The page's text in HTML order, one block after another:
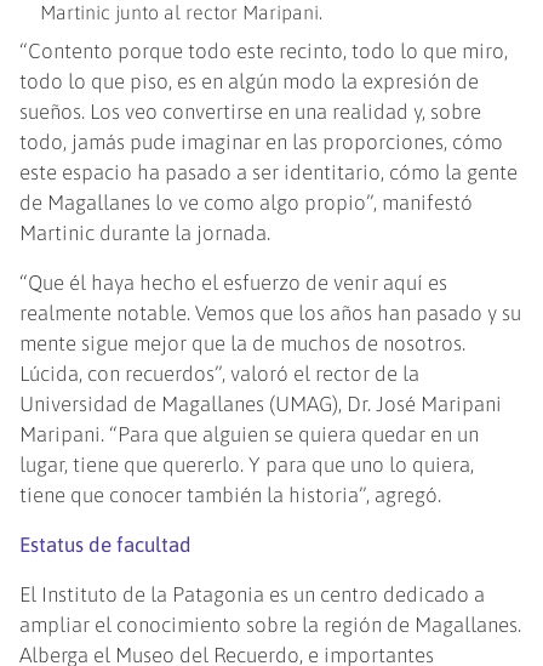
Martinic junto al rector Maripani.
“Contento porque todo este recinto, todo lo que miro,
todo lo que piso, es en algún modo la expresión de
sueños. Los veo convertirse en una realidad y, sobre
todo, jamás pude imaginar en las proporciones, cómo
este espacio ha pasado a ser identitario, cómo la gente
de Magallanes lo ve como algo propio”, manifestó
Martinic durante la jornada.
“Que él haya hecho el esfuerzo de venir aquí es
realmente notable. Vemos que los años han pasado y su
mente sigue mejor que la de muchos de nosotros.
Lúcida, con recuerdos”, valoró el rector de la
Universidad de Magallanes (UMAG), Dr. José Maripani
Maripani. “Para que alguien se quiera quedar en un
lugar, tiene que quererlo. Y para que uno lo quiera,
tiene que conocer también la historia”, agregó.
Estatus de facultad
El Instituto de la Patagonia es un centro dedicado a
ampliar el conocimiento sobre la región de Magallanes.
Alberga el Museo del Recuerdo, e importantes